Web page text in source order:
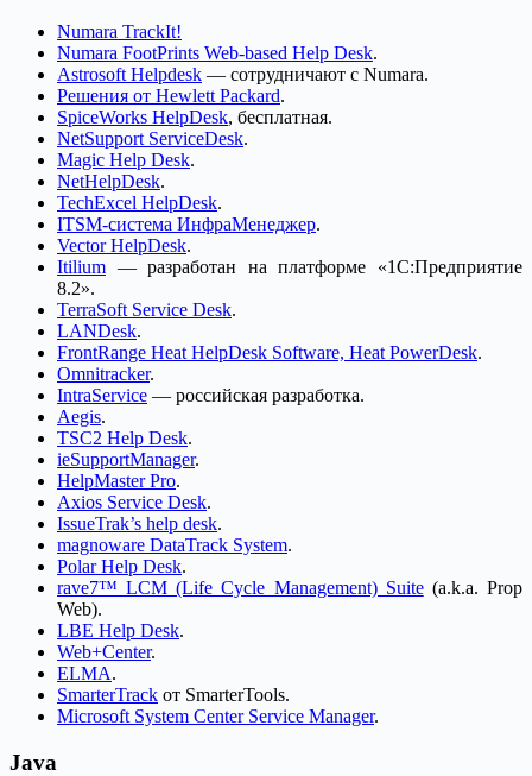
Numara TrackIt!
Numara FootPrints Web-based Help Desk.
Astrosoft Helpdesk — сотрудничают с Numara.
Решения от Hewlett Packard.
SpiceWorks HelpDesk, бесплатная.
NetSupport ServiceDesk.
Magic Help Desk.
NetHelpDesk.
TechExcel HelpDesk.
ITSM-система ИнфраМенеджер.
Vector HelpDesk.
Itilium — разработан на платформе «1С:Предприятие
8.2».
TerraSoft Service Desk.
LANDesk.
FrontRange Heat HelpDesk Software, Heat PowerDesk.
Omnitracker.
IntraService — российская разработка.
Aegis.
TSC2 Help Desk.
ieSupportManager.
HelpMaster Pro.
Axios Service Desk.
IssueTrak’s help desk.
magnoware DataTrack System.
Polar Help Desk.
rave7™ LCM (Life Cycle Management) Suite(a.k.a. Prop
Web).
LBE Help Desk.
Web+Center.
ELMA.
SmarterTrack от SmarterTools.
Microsoft System Center Service Manager.
Java